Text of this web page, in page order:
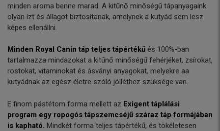
minden aroma benne marad. A kitűnő minőségű tápanyagaink
olyan ízt és állagot biztosítanak, amelynek a kutyád sem lesz
képes ellenállni.
Minden Royal Canin táp teljes tápértékű és 100%-ban
tartalmazza mindazokat a kitűnő minőségű fehérjéket, zsírokat,
rostokat, vitaminokat és ásványi anyagokat, melyekre aa
kutyádnak az egész életre szóló jólléthez szüksége van.
E finom pástétom forma mellett az Exigent táplálási
program egy ropogós tápszemcséjű száraz táp formájában
is kapható. Mindkét forma teljes tápértékű, és tökéletesen